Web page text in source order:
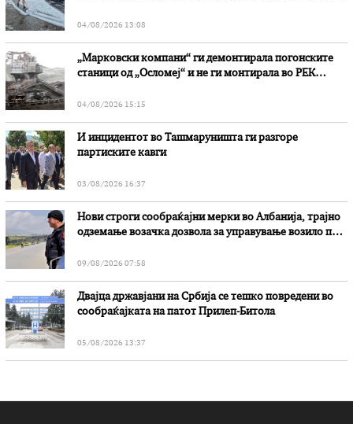
04/08/2026 13:08
„Марковски компани“ ги демонтирала погонските
станици од „Осломеј“ и не ги монтирала во РЕК
04/08/2026 15:15
И инцидентот во Ташмаруништa ги разгоре
партиските кавги
03/08/2026 16:37
Нови строги сообраќајни мерки во Aлбанија, трајно
одземање возачка дозвола за управување возило под
09/08/2026 07:58
Двајца државјани на Србија се тешко повредени во
сообраќајката на патот Прилеп-Битола
05/08/2026 13:37